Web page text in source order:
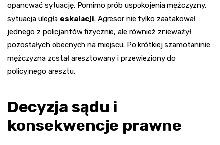
opanować sytuację. Pomimo prób uspokojenia mężczyzny,
sytuacja uległa eskalacji. Agresor nie tylko zaatakował
jednego z policjantów fizycznie, ale również znieważył
pozostałych obecnych na miejscu. Po krótkiej szamotaninie
mężczyzna został aresztowany i przewieziony do
policyjnego aresztu.
Decyzja sądu i
konsekwencje prawne